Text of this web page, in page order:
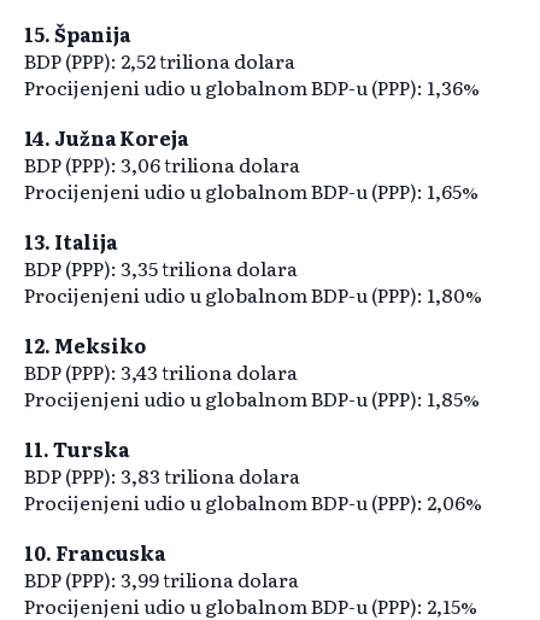
15. Španija
BDP (PPP): 2,52 triliona dolara
Procijenjeni udio u globalnom BDP-u (PPP): 1,36%
14. Južna Koreja
BDP (PPP): 3,06 triliona dolara
Procijenjeni udio u globalnom BDP-u (PPP): 1,65%
13. Italija
BDP (PPP): 3,35 triliona dolara
Procijenjeni udio u globalnom BDP-u (PPP): 1,80%
12. Meksiko
BDP (PPP): 3,43 triliona dolara
Procijenjeni udio u globalnom BDP-u (PPP): 1,85%
11. Turska
BDP (PPP): 3,83 triliona dolara
Procijenjeni udio u globalnom BDP-u (PPP): 2,06%
10. Francuska
BDP (PPP): 3,99 triliona dolara
Procijenjeni udio u globalnom BDP-u (PPP): 2,15%